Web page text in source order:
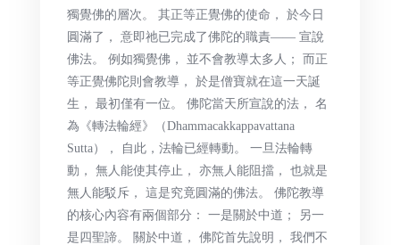
獨覺佛的層次。 其正等正覺佛的使命， 於今日
圓滿了， 意即祂已完成了佛陀的職責—— 宣說
佛法。 例如獨覺佛， 並不會教導太多人； 而正
等正覺佛陀則會教導， 於是僧寶就在這一天誕
生， 最初僅有一位。 佛陀當天所宣說的法， 名
為《轉法輪經》（Dhammacakkappavattana
Sutta）， 自此，法輪已經轉動。 一旦法輪轉
動， 無人能使其停止， 亦無人能阻擋， 也就是
無人能駁斥， 這是究竟圓滿的佛法。 佛陀教導
的核心內容有兩個部分： 一是關於中道； 另一
是四聖諦。 關於中道， 佛陀首先說明， 我們不